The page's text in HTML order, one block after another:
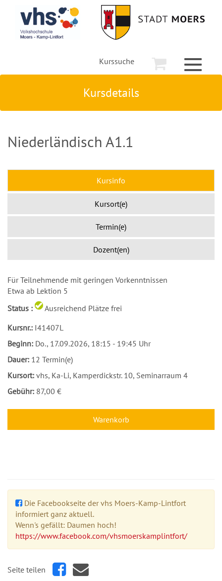
Kurssuche
Toggle
Kursdetails
Niederländisch A1.1
Kursinfo
Kursort(e)
Termin(e)
Dozent(en)
Für Teilnehmende mit geringen Vorkenntnissen
Etwa ab Lektion 5
Status :
Ausreichend Plätze frei
Kursnr.: I41407L
Beginn: Do., 17.09.2026, 18:15 - 19:45 Uhr
Dauer: 12 Termin(e)
Kursort: vhs, Ka-Li, Kamperdickstr. 10, Seminarraum 4
Gebühr: 87,00 €
Warenkorb
Die Facebookseite der vhs Moers-Kamp-Lintfort
informiert ganz aktuell.
Wenn's gefällt: Daumen hoch!
https://www.facebook.com/vhsmoerskamplintfort/
Seite teilen